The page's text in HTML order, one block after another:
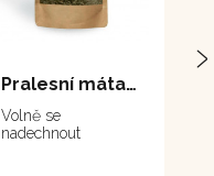
Pralesní máta 60 g
Volně se
nadechnout